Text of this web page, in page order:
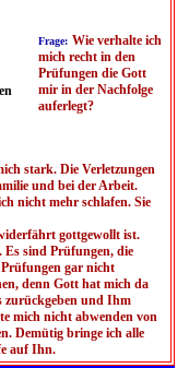
Frage: Wie verhalte ich
mich recht in den
Prüfungen die Gott
mir in der Nachfolge
auferlegt?
stark. Die Verletzungen
und bei der Arbeit.
nicht mehr schlafen. Sie
gottgewollt ist.
Es sind Prüfungen, die
Prüfungen gar nicht
denn Gott hat mich da
zurückgeben und Ihm
mich nicht abwenden von
Demütig bringe ich alle
auf Ihn.